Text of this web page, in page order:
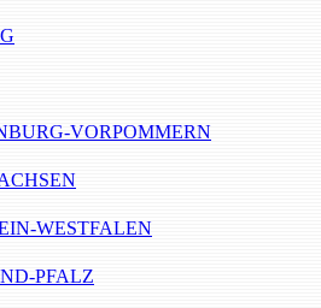
VORPOMMERN
WESTFALEN
PFALZ